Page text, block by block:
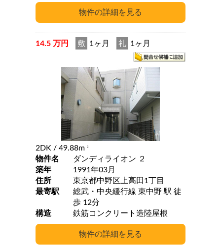
14.5 万円 敷 1ヶ月 礼 1ヶ月
2DK / 49.88m 2
物件名
ダンディライオン ２
築年
1991年03月
住所
東京都中野区上高田1丁目
最寄駅
総武・中央緩行線 東中野 駅 徒
歩 12分
構造
鉄筋コンクリート造陸屋根